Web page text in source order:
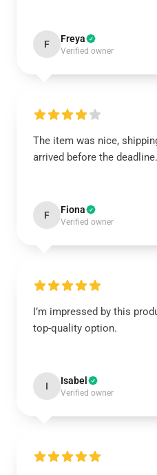
F Freya
Verified owner
The item was nice,
arrived before the deadline.
F Fiona
Verified owner
I’m impressed by this
top-quality option.
I Isabel
Verified owner